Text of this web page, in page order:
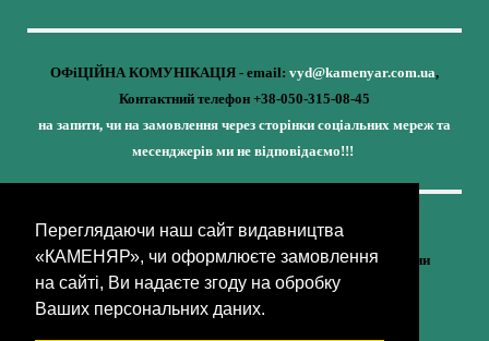
Переглядаючи наш сайт видавництва
«КАМЕНЯР», чи оформлюєте замовлення
на сайті, Ви надаєте згоду на обробку
Ваших персональних даних.
ОФіЦІЙНА КОМУНІКАЦІЯ - email: vyd@kamenyar.com.ua,
Контактний телефон +38-050-315-08-45
на запити, чи на замовлення через сторінки соціальних мереж та
месенджерів ми не відповідаємо!!!
Кожне наше видання - це внесок у спротив,
у збереження ідентичності та неминучу перемогу України
(видавництво «КАМЕНЯР»)